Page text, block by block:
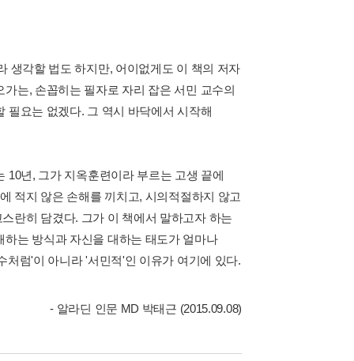
생각할 법도 하지만, 어이없게도 이 책의 저자
는, 손꼽히는 필자로 자리 잡은 서민 교수의
필요는 없겠다. 그 역시 바닥에서 시작해
10년, 그가 지옥훈련이라 부르는 고생 끝에
적지 않은 손해를 끼치고, 시의적절하지 않고
란히 담겼다. 그가 이 책에서 말하고자 하는
는 방식과 자신을 대하는 태도가 얼마나
럼'이 아니라 '서민적'인 이유가 여기에 있다.
- 알라딘 인문 MD 박태근 (2015.09.08)